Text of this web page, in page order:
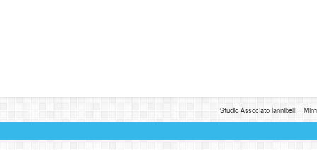
Studio Associato Iannibelli -